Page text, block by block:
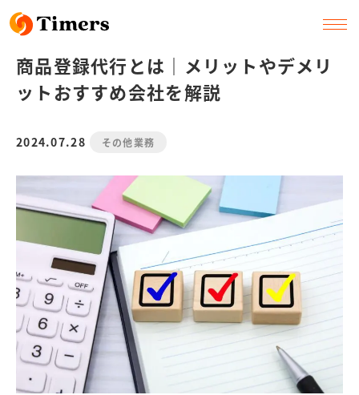
商品登録代行とは｜メリットやデメリ
ットおすすめ会社を解説
2024.07.28 その他業務